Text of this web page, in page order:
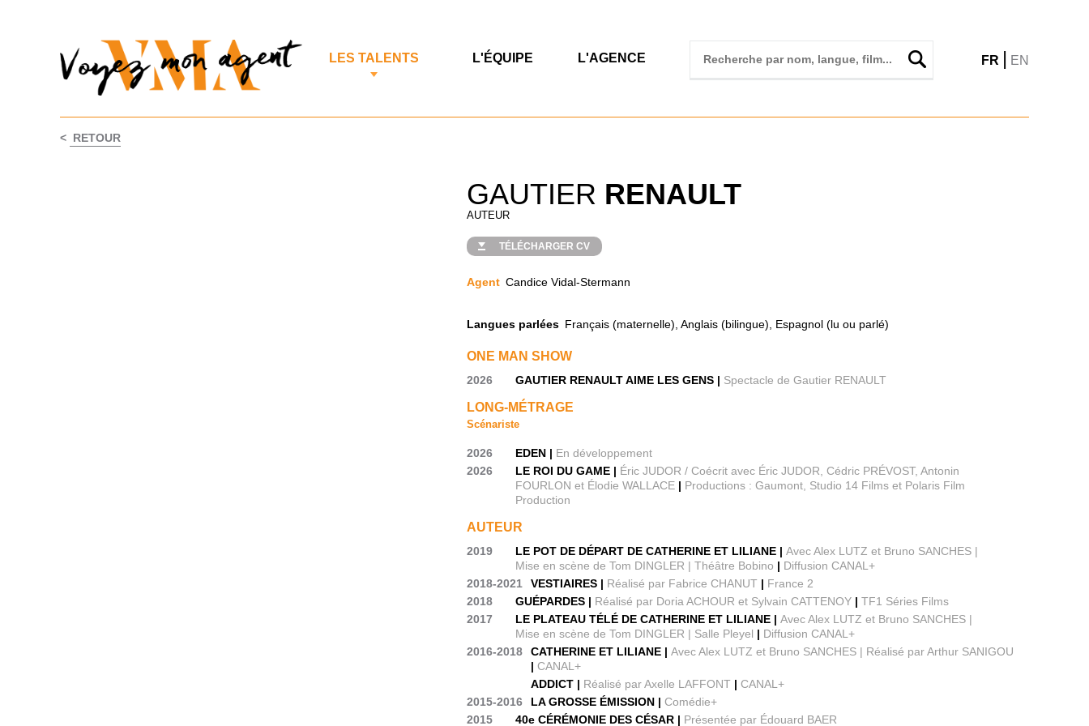
LES TALENTS L'ÉQUIPE L'AGENCE FR | EN
< RETOUR
GAUTIER RENAULT
AUTEUR
TÉLÉCHARGER CV
Agent Candice Vidal-Stermann
Langues parlées Français (maternelle), Anglais (bilingue), Espagnol (lu ou parlé)
ONE MAN SHOW
2026 GAUTIER RENAULT AIME LES GENS | Spectacle de Gautier RENAULT
LONG-MÉTRAGE
Scénariste
2026 EDEN | En développement
2026
LE ROI DU GAME | Éric JUDOR / Coécrit avec Éric JUDOR, Cédric PRÉVOST, Antonin
FOURLON et Élodie WALLACE | Productions : Gaumont, Studio 14 Films et Polaris Film
Production
AUTEUR
2019 LE POT DE DÉPART DE CATHERINE ET LILIANE |Avec Alex LUTZ et Bruno SANCHES |
Mise en scène de Tom DINGLER | Théâtre Bobino | Diffusion CANAL+
2018-2021
VESTIAIRES | Réalisé par Fabrice CHANUT | France 2
2018
GUÉPARDES | Réalisé par Doria ACHOUR et Sylvain CATTENOY |TF1 Séries Films
2017
LE PLATEAU TÉLÉ DE CATHERINE ET LILIANE |Avec Alex LUTZ et Bruno SANCHES |
Mise en scène de Tom DINGLER | Salle Pleyel | Diffusion CANAL+
2016-2018
CATHERINE ET LILIANE |Avec Alex LUTZ et Bruno SANCHES | Réalisé par Arthur SANIGOU
|CANAL+
ADDICT | Réalisé par Axelle LAFFONT |CANAL+
2015-2016
LA GROSSE ÉMISSION |Comédie+
2015
40e CÉRÉMONIE DES CÉSAR | Présentée par Édouard BAER